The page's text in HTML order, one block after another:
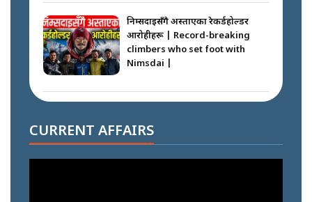
निम्सदाइसँगै अस्ताएका रेकर्डहोल्डर
आरोहीहरू | Record-breaking
climbers who set foot with
Nimsdai |
अपराध श्रृङ्खला || SIDHAKURA ||
CURRENT AFFAIRS